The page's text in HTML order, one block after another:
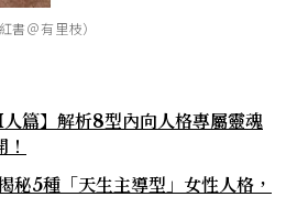
＠有里枝）
篇】解析8型內向人格專屬靈魂
5種「天生主導型」女性人格，